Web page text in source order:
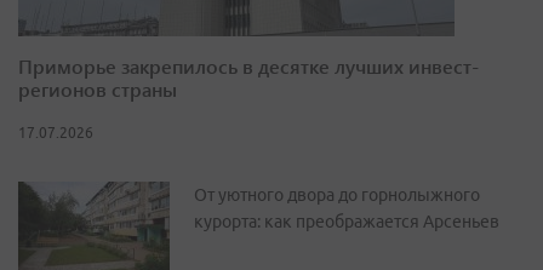
Приморье закрепилось в десятке лучших инвест-
регионов страны
17.07.2026
От уютного двора до горнолыжного
курорта: как преображается Арсеньев